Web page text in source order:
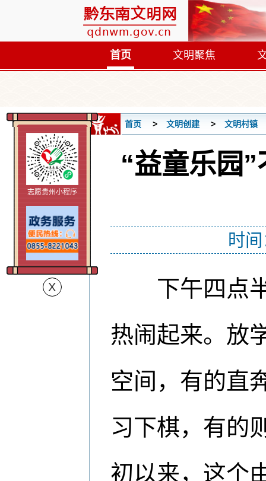
首页 文明聚焦
首页 文明创建 文明村镇
“益童乐园
时
下午四点半
热闹起来。放
空间，有的直
习下棋，有的
初以来，这个
志愿贵州小程序